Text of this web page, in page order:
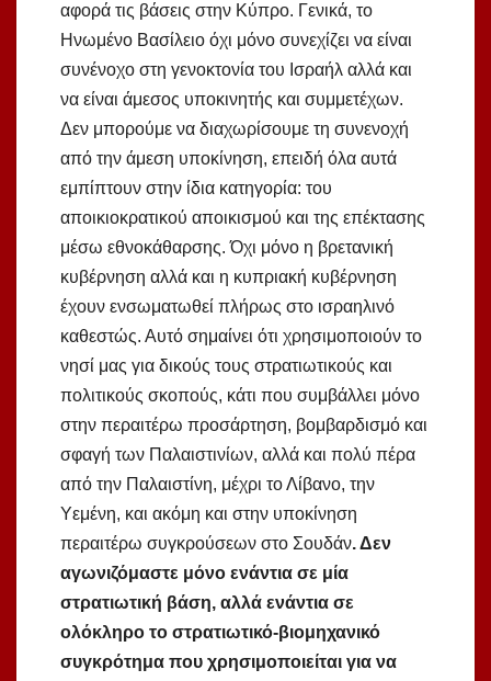
αφορά τις βάσεις στην Κύπρο. Γενικά, το
Ηνωμένο Βασίλειο όχι μόνο συνεχίζει να είναι
συνένοχο στη γενοκτονία του Ισραήλ αλλά και
να είναι άμεσος υποκινητής και συμμετέχων.
Δεν μπορούμε να διαχωρίσουμε τη συνενοχή
από την άμεση υποκίνηση, επειδή όλα αυτά
εμπίπτουν στην ίδια κατηγορία: του
αποικιοκρατικού αποικισμού και της επέκτασης
μέσω εθνοκάθαρσης. Όχι μόνο η βρετανική
κυβέρνηση αλλά και η κυπριακή κυβέρνηση
έχουν ενσωματωθεί πλήρως στο ισραηλινό
καθεστώς. Αυτό σημαίνει ότι χρησιμοποιούν το
νησί μας για δικούς τους στρατιωτικούς και
πολιτικούς σκοπούς, κάτι που συμβάλλει μόνο
στην περαιτέρω προσάρτηση, βομβαρδισμό και
σφαγή των Παλαιστινίων, αλλά και πολύ πέρα
από την Παλαιστίνη, μέχρι το Λίβανο, την
Υεμένη, και ακόμη και στην υποκίνηση
περαιτέρω συγκρούσεων στο Σουδάν. Δεν
αγωνιζόμαστε μόνο ενάντια σε μία
στρατιωτική βάση, αλλά ενάντια σε
ολόκληρο το στρατιωτικό-βιομηχανικό
συγκρότημα που χρησιμοποιείται για να